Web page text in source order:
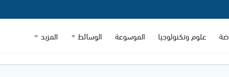
علوم وتكنولوجيا الموسوعة الوسائط المزيد